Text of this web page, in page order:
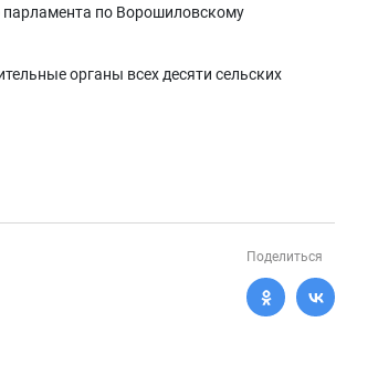
парламента по Ворошиловскому
органы всех десяти сельских
Поделиться